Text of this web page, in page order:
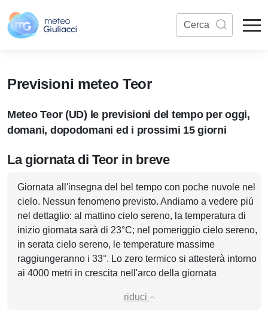
Previsioni meteo Teor
Meteo Teor (UD) le previsioni del tempo per oggi,
domani, dopodomani ed i prossimi 15 giorni
La giornata di Teor in breve
Giornata all'insegna del bel tempo con poche nuvole nel
cielo. Nessun fenomeno previsto. Andiamo a vedere piú
nel dettaglio: al mattino cielo sereno, la temperatura di
inizio giornata sarà di 23°C; nel pomeriggio cielo sereno,
in serata cielo sereno, le temperature massime
raggiungeranno i 33°. Lo zero termico si attesterà intorno
ai 4000 metri in crescita nell'arco della giornata
riduci